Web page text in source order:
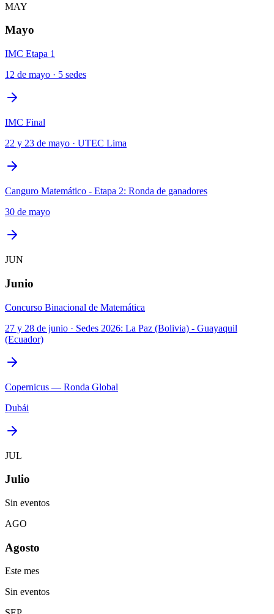
MAY
Mayo
IMC Etapa 1
12 de mayo · 5 sedes
IMC Final
22 y 23 de mayo · UTEC Lima
Canguro Matemático - Etapa 2: Ronda de ganadores
30 de mayo
JUN
Junio
Concurso Binacional de Matemática
27 y 28 de junio · Sedes 2026: La Paz (Bolivia) - Guayaquil
(Ecuador)
Copernicus — Ronda Global
Dubái
JUL
Julio
Sin eventos
AGO
Agosto
Este mes
Sin eventos